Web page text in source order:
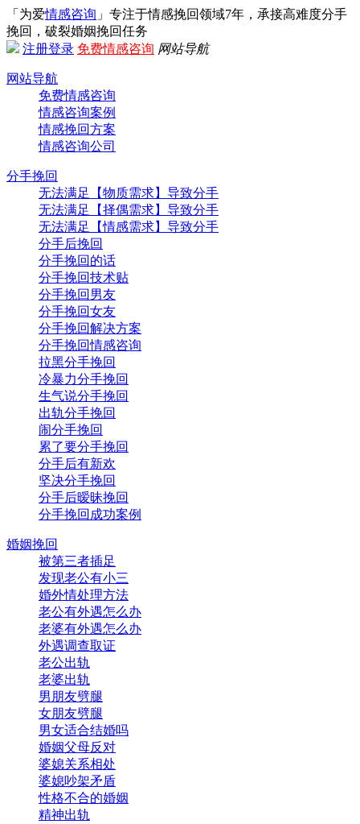
「为爱情感咨询 」专注于情感挽回领域7年，承接高难度分手
挽回，破裂婚姻挽回任务
注册登录 免费情感咨询 网站导航
网站导航
免费情感咨询
情感咨询案例
情感挽回方案
情感咨询公司
分手挽回
无法满足【物质需求】导致分手
无法满足【择偶需求】导致分手
无法满足【情感需求】导致分手
分手后挽回
分手挽回的话
分手挽回技术贴
分手挽回男友
分手挽回女友
分手挽回解决方案
分手挽回情感咨询
拉黑分手挽回
冷暴力分手挽回
生气说分手挽回
出轨分手挽回
闹分手挽回
累了要分手挽回
分手后有新欢
坚决分手挽回
分手后暧昧挽回
分手挽回成功案例
婚姻挽回
被第三者插足
发现老公有小三
婚外情处理方法
老公有外遇怎么办
老婆有外遇怎么办
外遇调查取证
老公出轨
老婆出轨
男朋友劈腿
女朋友劈腿
男女适合结婚吗
婚姻父母反对
婆媳关系相处
婆媳吵架矛盾
性格不合的婚姻
精神出轨